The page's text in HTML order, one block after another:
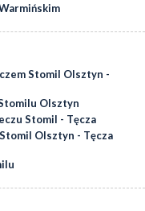
Stomil Olsztyn -
Olsztyn
Stomil - Tęcza
Olsztyn - Tęcza